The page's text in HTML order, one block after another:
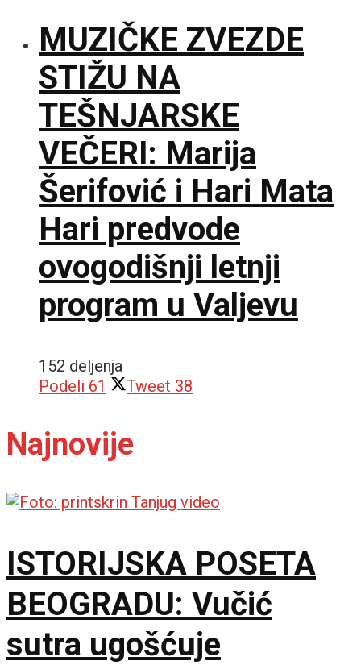
MUZIČKE ZVEZDE
STIŽU NA
TEŠNJARSKE
VEČERI: Marija
Šerifović i Hari Mata
Hari predvode
ovogodišnji letnji
program u Valjevu
152 deljenja
Podeli 61 Tweet 38
Najnovije
ISTORIJSKA POSETA
BEOGRADU: Vučić
sutra ugošćuje